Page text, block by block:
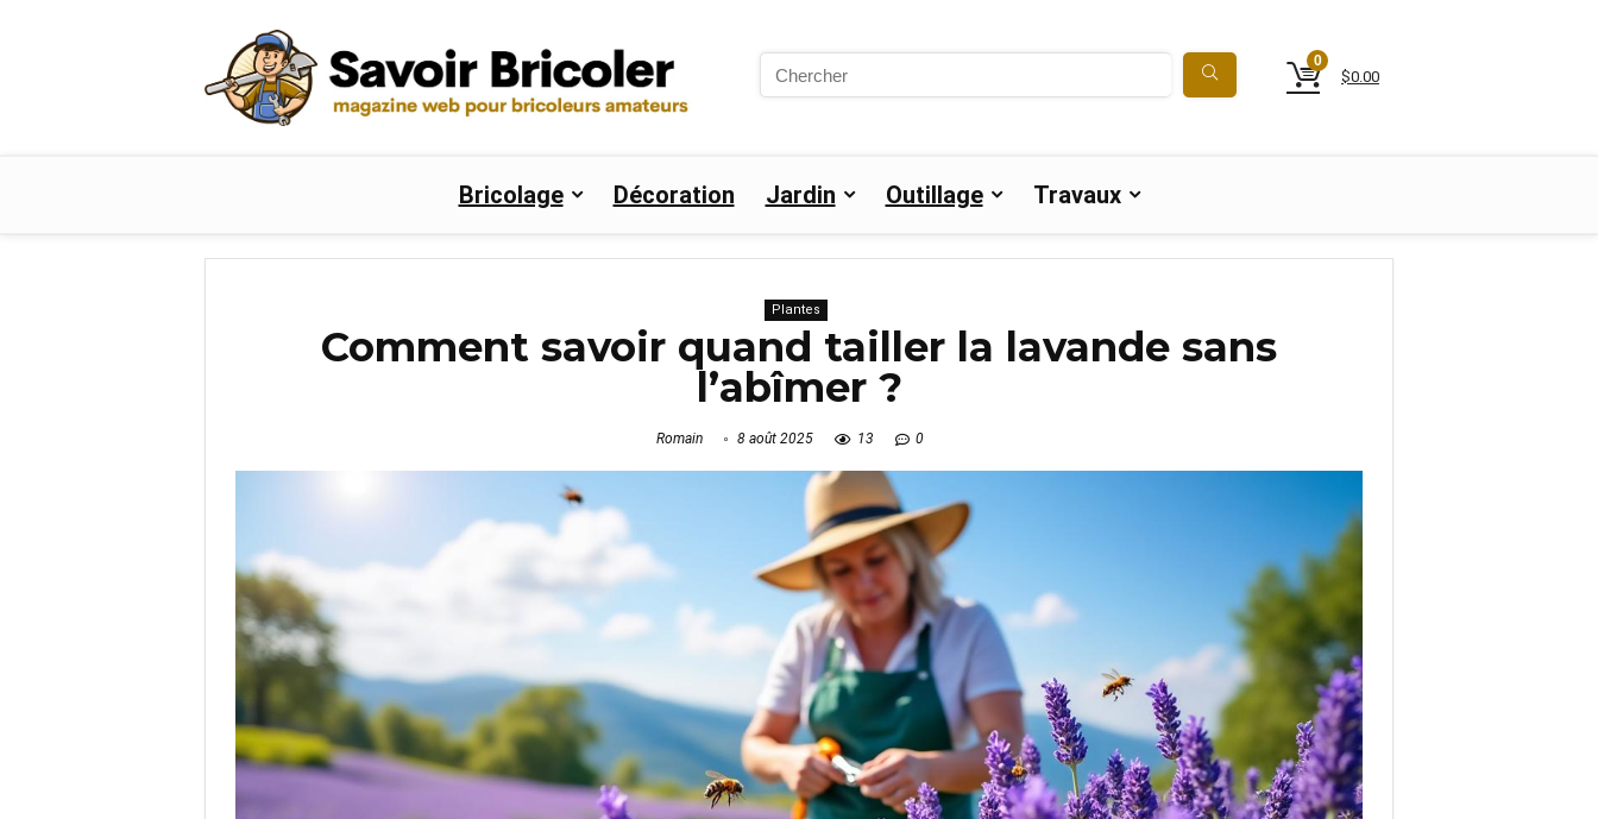
Search
0
$0.00
Bricolage Décoration Jardin Outillage Travaux
Plantes
Comment savoir quand tailler la lavande sans
l’abîmer ?
Romain 8 août 2025 13 0